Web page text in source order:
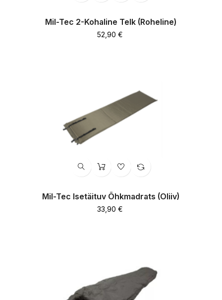
Mil-Tec 2-Kohaline Telk (roheline)
Hind
52,90 €
Mil-Tec Isetäituv Õhkmadrats (oliiv)
Hind
33,90 €